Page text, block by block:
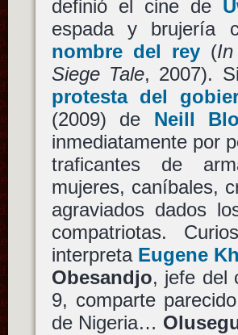
definió el cine de
espada y brujería
nombre del rey(
Siege Tale, 2007).
protesta del
(2009) de Neill
inmediatamente por
traficantes de
mujeres, caníbales,
agraviados dados
compatriotas.
interpreta Eugene
Obesandjo, jefe del
9, comparte
de Nigeria…